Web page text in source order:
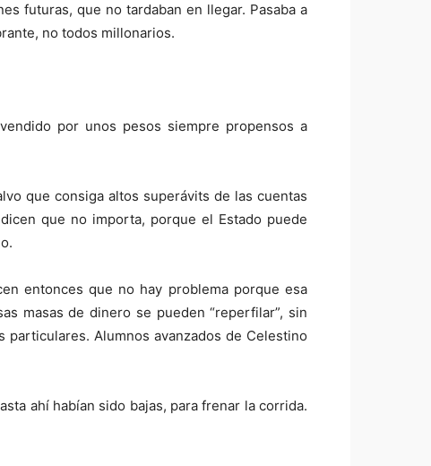
futuras, que no tardaban en llegar. Pasaba a
no todos millonarios.
por unos pesos siempre propensos a
que consiga altos superávits de las cuentas
que no importa, porque el Estado puede
entonces que no hay problema porque esa
masas de dinero se pueden “reperfilar”, sin
Alumnos avanzados de Celestino
ahí habían sido bajas, para frenar la corrida.